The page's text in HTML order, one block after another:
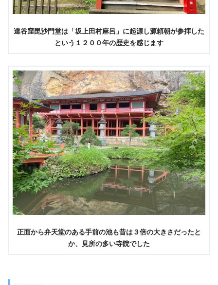
達谷窟毘沙門堂は「坂上田村麻呂」に起源し源頼朝が参拝した
という１２００年の歴史を感じます
正面から弁天堂のある手前の池も昔は３倍の大きさだったと
か、見所の多い寺院でした